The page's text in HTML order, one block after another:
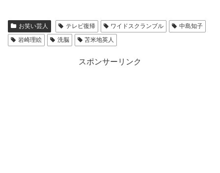
お笑い芸人 テレビ復帰 ワイドスクランブル
中島知子
岩崎理絵
洗脳 苫米地英人
スポンサーリンク